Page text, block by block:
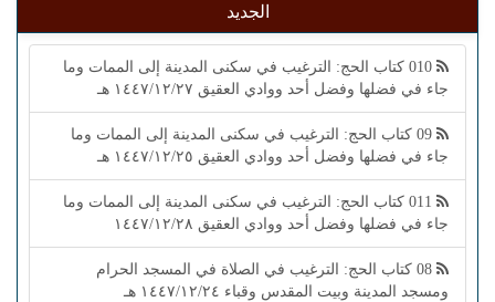
الجديد
010 كتاب الحج: الترغيب في سكنى المدينة إلى الممات وما
جاء في فضلها وفضل أحد ووادي العقيق ١٤٤٧/١٢/٢٧ هـ
09 كتاب الحج: الترغيب في سكنى المدينة إلى الممات وما
جاء في فضلها وفضل أحد ووادي العقيق ١٤٤٧/١٢/٢٥ هـ
011 كتاب الحج: الترغيب في سكنى المدينة إلى الممات وما
جاء في فضلها وفضل أحد ووادي العقيق ١٤٤٧/١٢/٢٨
08 كتاب الحج: الترغيب في الصلاة في المسجد الحرام
ومسجد المدينة وبيت المقدس وقباء ١٤٤٧/١٢/٢٤ هـ